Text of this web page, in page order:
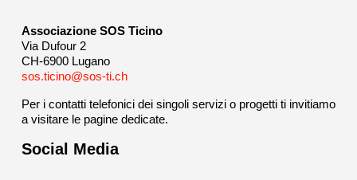
Associazione SOS Ticino
Via Dufour 2
CH-6900 Lugano
sos.ticino@sos-ti.ch
Per i contatti telefonici dei singoli servizi o progetti ti invitiamo
a visitare le pagine dedicate.
Social Media